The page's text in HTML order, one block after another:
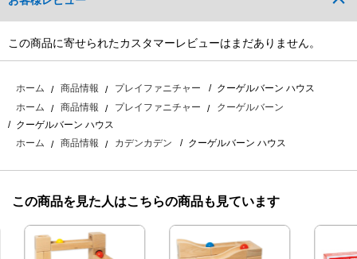
この商品に寄せられたカスタマーレビューはまだありません。
ホーム 商品情報 プレイファニチャー
クーゲルバーン ハウス
ホーム
商品情報 プレイファニチャー
クーゲルバーン
クーゲルバーン ハウス
ホーム
商品情報 カデンカデン クーゲルバーン ハウス
この商品を見た人はこちらの商品も見ています